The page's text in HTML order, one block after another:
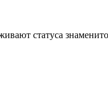
статуса